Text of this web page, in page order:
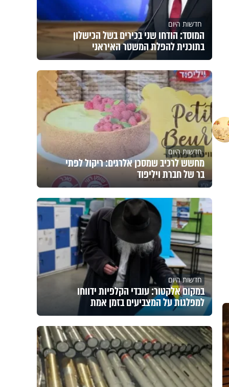
חדשות היום
המוסד: הודחו שני בכירים בשל הכישלון
בתוכנית להפלת המשטר האיראני
חדשות היום
מחשש לרכיב שמסכן אלרגים: ריקול לפתי
בר של חברת ויליפוד
חדשות היום
במקום אלקטור: עובדי הקלפיות ידווחו
למפלגות על המצביעים בזמן אמת